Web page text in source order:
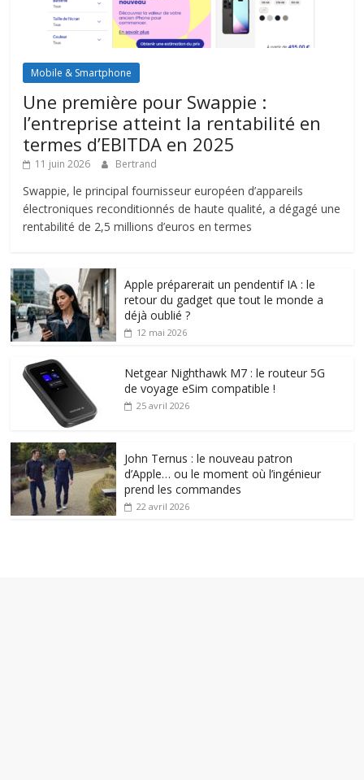
Mobile & Smartphone
Une première pour Swappie :
l’entreprise atteint la rentabilité en
termes d’EBITDA en 2025
11 juin 2026 Bertrand
Swappie, le principal fournisseur européen d’appareils
électroniques reconditionnés de haute qualité, a dégagé une
rentabilité de 2,5 millions d’euros en termes
Apple préparerait un pendentif IA : le
retour du gadget que tout le monde a
déjà oublié ?
12 mai 2026
Netgear Nighthawk M7 : le routeur 5G
de voyage eSim compatible !
25 avril 2026
John Ternus : le nouveau patron
d’Apple… ou le moment où l’ingénieur
prend les commandes
22 avril 2026